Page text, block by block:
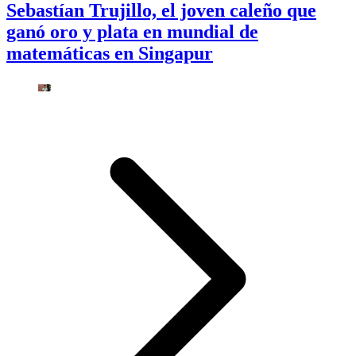
Sebastían Trujillo, el joven caleño que
ganó oro y plata en mundial de
matemáticas en Singapur